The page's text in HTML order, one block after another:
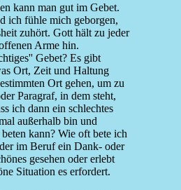
kann man gut im Gebet.
ich fühle mich geborgen,
zuhört. Gott hält zu jeder
Arme hin.
Gebet? Es gibt
Ort, Zeit und Haltung
Ort gehen, um zu
Paragraf, in dem steht,
ich dann ein schlechtes
außerhalb bin und
kann? Wie oft bete ich
im Beruf ein Dank- oder
gesehen oder erlebt
Situation es erfordert.